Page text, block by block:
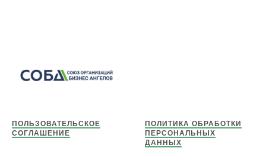
ПОЛЬЗОВАТЕЛЬСКОЕ
СОГЛАШЕНИЕ
ПОЛИТИКА ОБРАБОТКИ
ПЕРСОНАЛЬНЫХ
ДАННЫХ